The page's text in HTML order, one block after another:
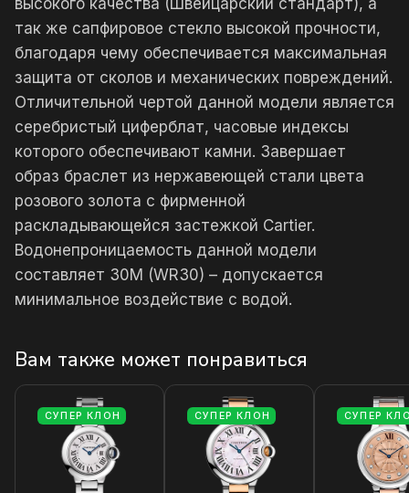
высокого качества (Швейцарский стандарт), а
так же сапфировое стекло высокой прочности,
благодаря чему обеспечивается максимальная
защита от сколов и механических повреждений.
Отличительной чертой данной модели является
серебристый циферблат, часовые индексы
которого обеспечивают камни. Завершает
образ браслет из нержавеющей стали цвета
розового золота с фирменной
раскладывающейся застежкой Cartier.
Водонепроницаемость данной модели
составляет 30М (WR30) – допускается
минимальное воздействие с водой.
Вам также может понравиться
СУПЕР КЛОН СУПЕР КЛОН СУПЕР